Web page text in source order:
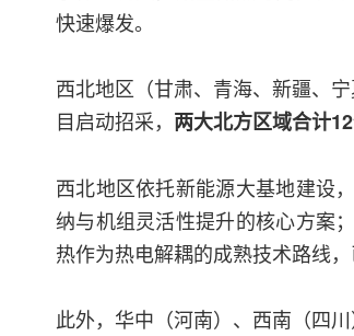
快速爆发。
西北地区（甘肃、青海、新疆、
目启动招采， 两大北方区域合计
西北地区依托新能源大基地建设
纳与机组灵活性提升的核心方案
热作为热电解耦的成熟技术路线
此外，华中（河南）、西南（四